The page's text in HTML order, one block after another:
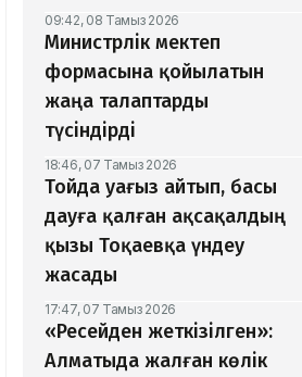
09:42, 08 Тамыз 2026
Министрлік мектеп
формасына қойылатын
жаңа талаптарды
түсіндірді
18:46, 07 Тамыз 2026
Тойда уағыз айтып, басы
дауға қалған ақсақалдың
қызы Тоқаевқа үндеу
жасады
17:47, 07 Тамыз 2026
«Ресейден жеткізілген»:
Алматыда жалған көлік